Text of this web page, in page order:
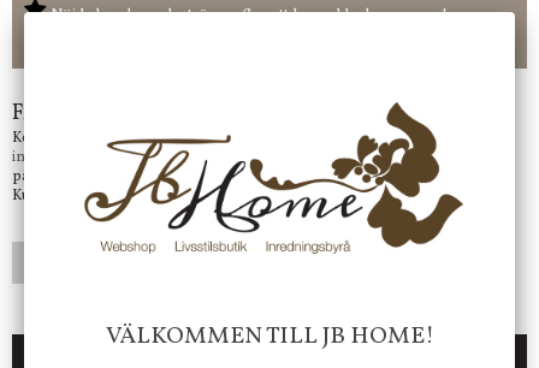
Nöjda kunder och strävar efter att ha snabba leveranser!
Frågor?
Kontakta oss på
info@jbhome.seVi svarar
på mail så fort vi kan.
Kundtjänst telefontid öppet vardagar mellan 10.00 - 15.00
RECENSIONER
VÄLKOMMEN TILL JB HOME!